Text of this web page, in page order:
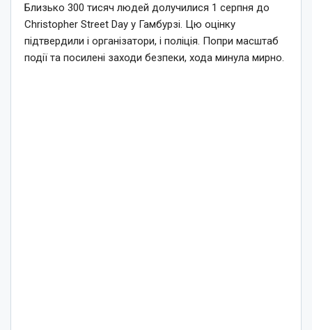
Близько 300 тисяч людей долучилися 1 серпня до
Christopher Street Day у Гамбурзі. Цю оцінку
підтвердили і організатори, і поліція. Попри масштаб
події та посилені заходи безпеки, хода минула мирно.